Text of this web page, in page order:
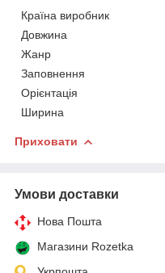
Країна виробник
Довжина
Жанр
Заповнення
Орієнтація
Ширина
Приховати
Умови доставки
Нова Пошта
Магазини Rozetka